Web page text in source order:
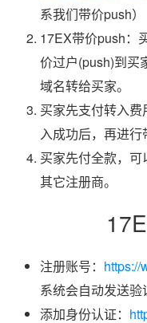
系我们带价push）
17EX带价push：
价过户(push)到买
域名转给买家。
买家先支付转入
入成功后，再进行
买家先付全款，
其它注册商。
注册账号： https://
系统会自动发送验
添加身份认证：